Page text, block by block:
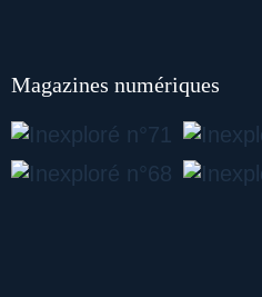
Magazines numériques